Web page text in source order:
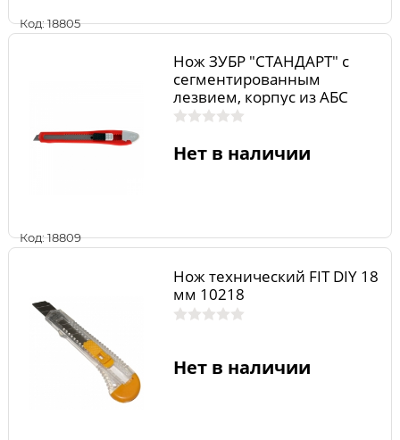
Код: 18805
Код: 18809
Нож ЗУБР "СТАНДАРТ" с
сегментированным
лезвием, корпус из AБС
пластика, сдвижной
091
Нет в наличии
Нож технический FIT DIY 18
мм 10218
Нет в наличии